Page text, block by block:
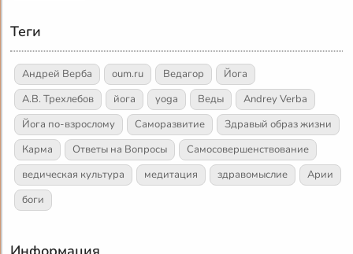
Теги
Андрей Верба oum.ru Ведагор
Йога
А.В. Трехлебов
йога yoga Веды
Andrey Verba
Йога по-взрослому
Саморазвитие
Здравый образ жизни
Карма
Ответы на Вопросы
Самосовершенствование
ведическая культура
медитация здравомыслие
Арии
боги